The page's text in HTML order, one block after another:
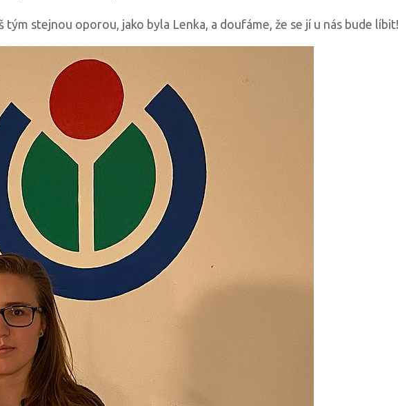
tým stejnou oporou, jako byla Lenka, a doufáme, že se jí u nás bude líbit!